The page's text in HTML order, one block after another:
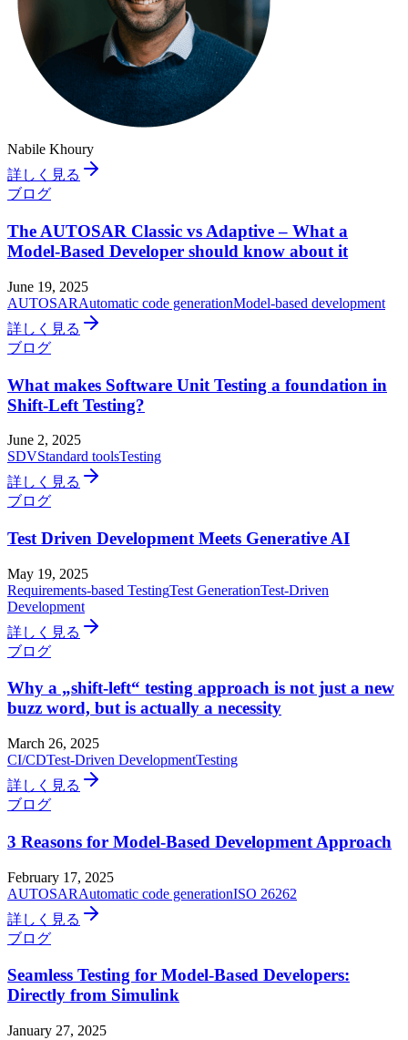
Nabile Khoury
詳しく見る
ブログ
The AUTOSAR Classic vs Adaptive – What a
Model-Based Developer should know about it
June 19, 2025
AUTOSARAutomatic code generationModel-based development
詳しく見る
ブログ
What makes Software Unit Testing a foundation in
Shift-Left Testing?
June 2, 2025
SDVStandard toolsTesting
詳しく見る
ブログ
Test Driven Development Meets Generative AI
May 19, 2025
Requirements-based TestingTest GenerationTest-Driven
Development
詳しく見る
ブログ
Why a „shift-left“ testing approach is not just a new
buzz word, but is actually a necessity
March 26, 2025
CI/CDTest-Driven DevelopmentTesting
詳しく見る
ブログ
3 Reasons for Model-Based Development Approach
February 17, 2025
AUTOSARAutomatic code generationISO 26262
詳しく見る
ブログ
Seamless Testing for Model-Based Developers:
Directly from Simulink
January 27, 2025